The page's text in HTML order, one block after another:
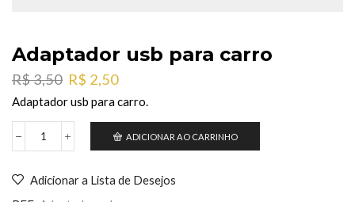
Adaptador usb para carro
R$3,50 O
preço
original
R$ 3,50.
R$ 2,50O
atual
é:
R$ 2,50.
Adaptador usb para carro.
Adaptador
carro
ADICIONAR AO CARRINHO
Adicionar a Lista de Desejos